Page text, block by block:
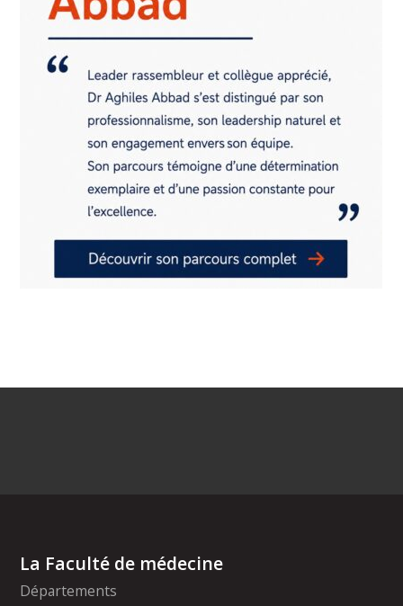
La Faculté de médecine
Départements